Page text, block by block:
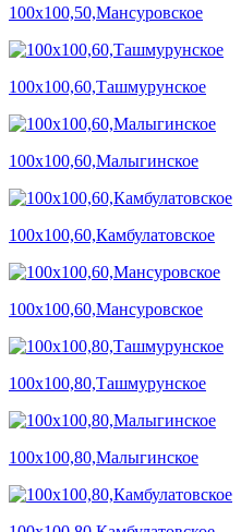
100х100,50,Мансуровское
100х100,60,Ташмурунское
100х100,60,Малыгинское
100х100,60,Камбулатовское
100х100,60,Мансуровское
100х100,80,Ташмурунское
100х100,80,Малыгинское